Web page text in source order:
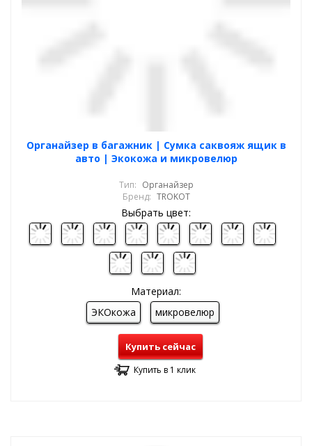
Органайзер в багажник | Сумка саквояж ящик в
авто | Экокожа и микровелюр
Тип: Органайзер
Бренд: TROKOT
Выбрать цвет:
Материал:
ЭКОкожа
микровелюр
Купить сейчас
Купить в 1 клик